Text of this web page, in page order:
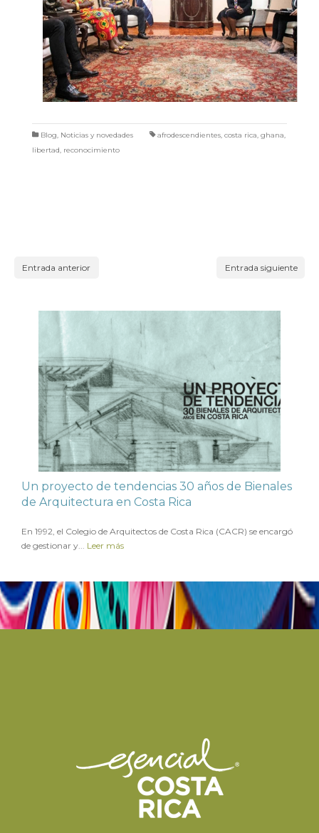
Blog, Noticias y novedades afrodescendientes, costa rica, ghana,
libertad, reconocimiento
Entrada anterior Entrada siguiente
Un proyecto de tendencias 30 años de Bienales
de Arquitectura en Costa Rica
En 1992, el Colegio de Arquitectos de Costa Rica (CACR) se encargó
de gestionar y... Leer más